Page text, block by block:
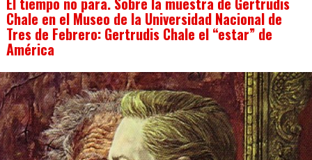
Chale en el Museo de la Universidad Nacional de
Tres de Febrero: Gertrudis Chale el “estar” de
América